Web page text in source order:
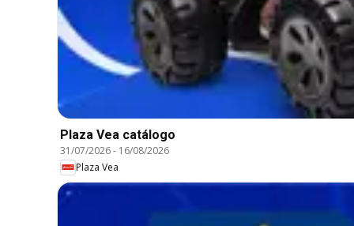
Plaza Vea catálogo
31/07/2026- 16/08/2026
Plaza Vea